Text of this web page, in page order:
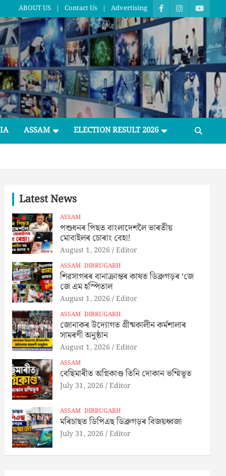
ABOUT US Contact Us Advertising
ASSAM ELECTION RESULT 2026
Latest News
ASSAM
পশুধনৰ পিছত বাংলাদেশলৈ ভাৰতীয়
মোবাইলৰ চোৰাং বেহা!
August 1, 2026 Editor
ASSAM DIBRUGARH
শিৱসাগৰৰ বানাক্ৰান্তৰ কাষত ডিব্ৰুগড়ৰ ‘জে
জে এম হস্পিতাল
August 1, 2026 Editor
ASSAM DIBRUGARH
জোনাকৰ উদ্যোগত গ্রীষ্মকালীন কৰ্মশালাৰ
সামৰণী অনুষ্ঠান
August 1, 2026 Editor
ASSAM
বেছিমাৰীত অগ্নিকাণ্ড তিনি দোকান ভম্মিভূত
July 31, 2026 Editor
ASSAM DIBRUGARH
মৰিচাছত ডিপিএছ ডিব্ৰুগড়ৰ বিজয়ধ্বজা
July 31, 2026 Editor